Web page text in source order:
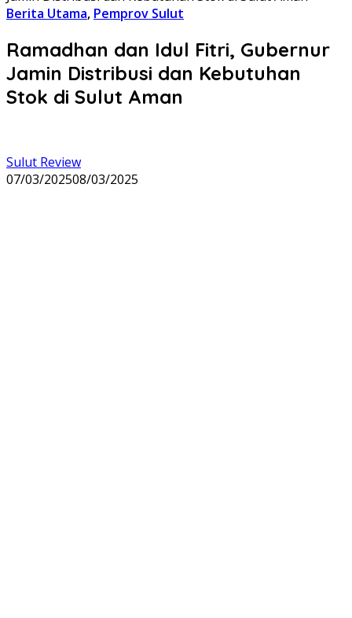
Berita Utama, Pemprov Sulut
Ramadhan dan Idul Fitri, Gubernur
Jamin Distribusi dan Kebutuhan
Stok di Sulut Aman
Sulut Review
07/03/202508/03/2025